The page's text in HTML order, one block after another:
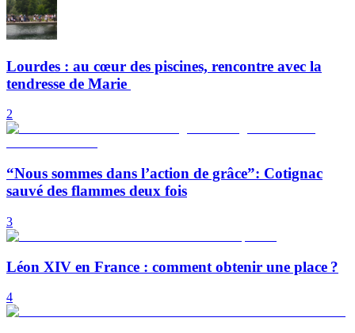
Lourdes : au cœur des piscines, rencontre avec la
tendresse de Marie
2
“Nous sommes dans l’action de grâce”: Cotignac
sauvé des flammes deux fois
3
Léon XIV en France : comment obtenir une place ?
4